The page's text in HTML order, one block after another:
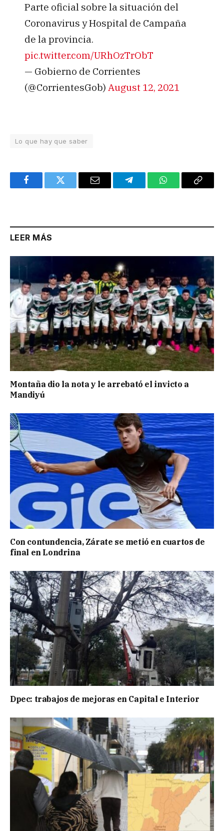
Parte oficial sobre la situación del
Coronavirus y Hospital de Campaña
de la provincia.
pic.twitter.com/URhOzTrObT
— Gobierno de Corrientes
(@CorrientesGob) August 12, 2021
Lo que hay que saber
FacebookTwitter Email TelegramWhatsAppCopy
LEER MÁS
Montaña dio la nota y le arrebató el invicto a
Mandiyú
Con contundencia, Zárate se metió en cuartos de
final en Londrina
Dpec: trabajos de mejoras en Capital e Interior